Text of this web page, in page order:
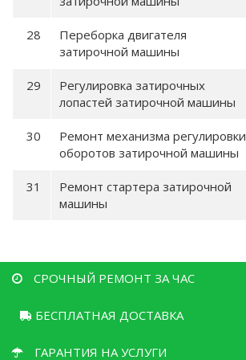
Переборка двигателя
затирочной машины
Регулировка затирочных
лопастей затирочной машины
Ремонт механизма регулировки
оборотов затирочной машины
Ремонт стартера затирочной
машины
СРОЧНЫЙ РЕМОНТ ЗА ЧАС
БЕСПЛАТНАЯ ДОСТАВКА
ГАРАНТИЯ НА УСЛУГИ